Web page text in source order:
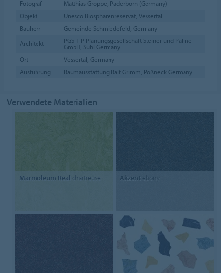
Fotograf
Matthias Groppe, Paderborn (Germany)
Objekt
Unesco Biosphärenreservat, Vessertal
Bauherr
Gemeinde Schmiedefeld, Germany
Architekt
PGS + P Planungsgesellschaft Steiner und Palme
GmbH, Suhl Germany
Ort
Vessertal, Germany
Ausführung
Raumausstattung Ralf Grimm, Pößneck Germany
Verwendete Materialien
Marmoleum Real chartreuse Akzent ebony